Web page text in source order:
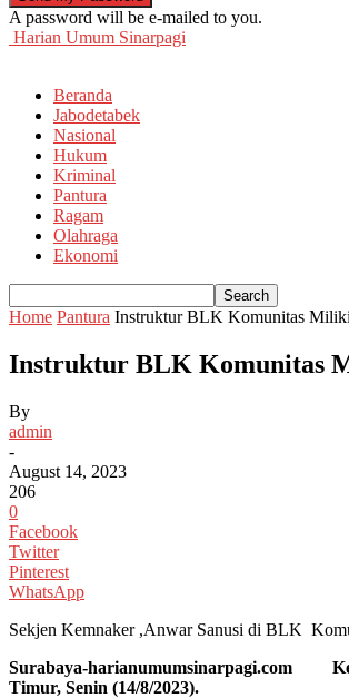
A password will be e-mailed to you.
Harian Umum Sinarpagi
Beranda
Jabodetabek
Nasional
Hukum
Kriminal
Pantura
Ragam
Olahraga
Ekonomi
Home Pantura Instruktur BLK Komunitas
Instruktur BLK Komunitas
By
admin
-
August 14, 2023
206
0
Facebook
Twitter
Pinterest
WhatsApp
Sekjen Kemnaker ,Anwar Sanusi di BLK
Surabaya-harianumumsinarpagi.com
Timur, Senin (14/8/2023).